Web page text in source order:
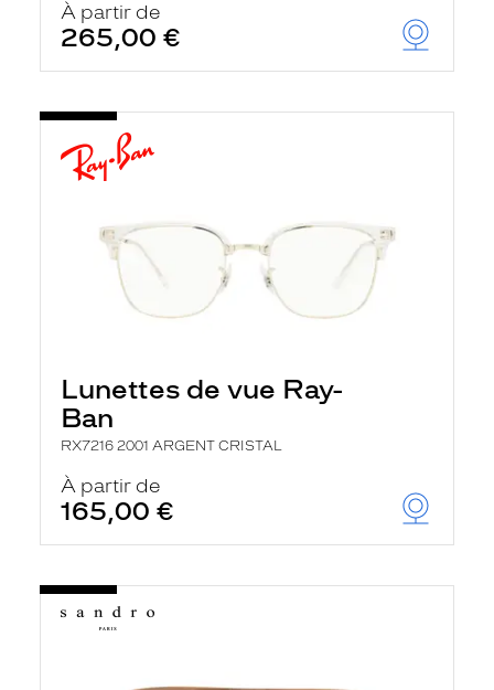
À partir de
265,00 €
Lunettes de vue Ray-
Ban
RX7216 2001 ARGENT CRISTAL
À partir de
165,00 €